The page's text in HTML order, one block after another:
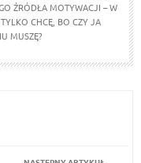
ŹRÓDŁA MOTYWACJI – W
CHCĘ, BO CZY JA
MUSZĘ?